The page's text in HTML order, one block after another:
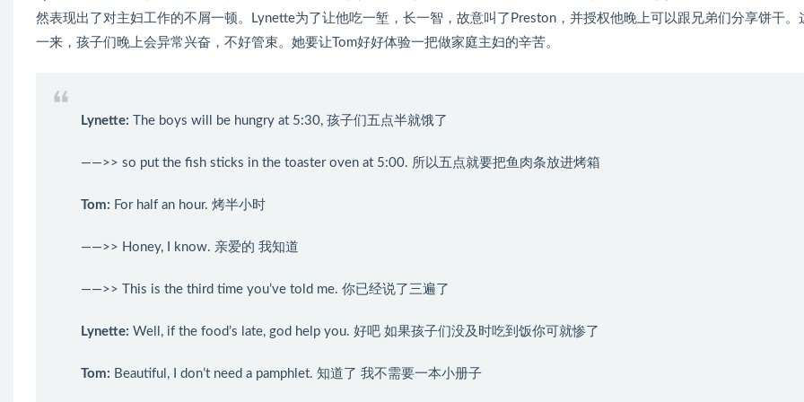
然表现出了对主妇工作的不屑一顿。Lynette为了让他吃一堑，长一智，故意叫了Preston，并授权他晚上可以跟兄弟们分享饼干。
一来，孩子们晚上会异常兴奋，不好管束。她要让Tom好好体验一把做家庭主妇的辛苦。
Lynette: The boys will be hungry at 5:30, 孩子们五点半就饿了
——>> so put the fish sticks in the toaster oven at 5:00. 所以五点就要把鱼肉条放进烤箱
Tom: For half an hour. 烤半小时
——>> Honey, I know. 亲爱的 我知道
——>> This is the third time you’ve told me. 你已经说了三遍了
Lynette: Well, if the food’s late, god help you. 好吧 如果孩子们没及时吃到饭你可就惨了
Tom: Beautiful, I don’t need a pamphlet. 知道了 我不需要一本小册子